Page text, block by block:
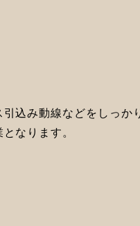
込み動線などをしっか
なります。